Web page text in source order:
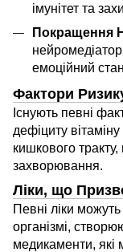
імунітет та
Покращення
емоційний
Фактори
Існують певні
дефіциту
кишкового тракту,
захворювання.
Ліки, що
Певні ліки
організмі,
медикаменти, які